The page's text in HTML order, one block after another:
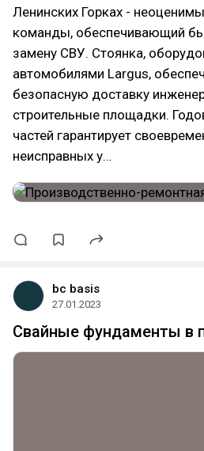
Ленинских Горках -
команды, обеспечивающий
замену СВУ. Стоянка,
автомобилями Largus,
безопасную доставку
строительные площадки.
частей гарантирует
неисправных у…
bc basis
27.01.2023
Свайные фундаменты в